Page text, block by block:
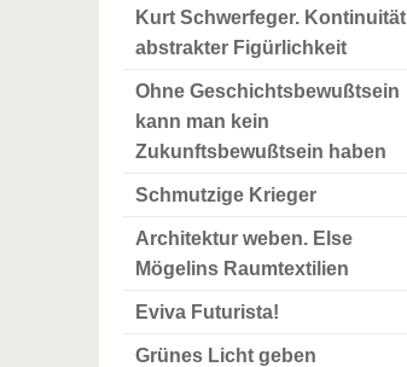
Kurt Schwerfeger. Kontinuität
abstrakter Figürlichkeit
Ohne Geschichtsbewußtsein
kann man kein
Zukunftsbewußtsein haben
Schmutzige Krieger
Architektur weben. Else
Mögelins Raumtextilien
Eviva Futurista!
Grünes Licht geben